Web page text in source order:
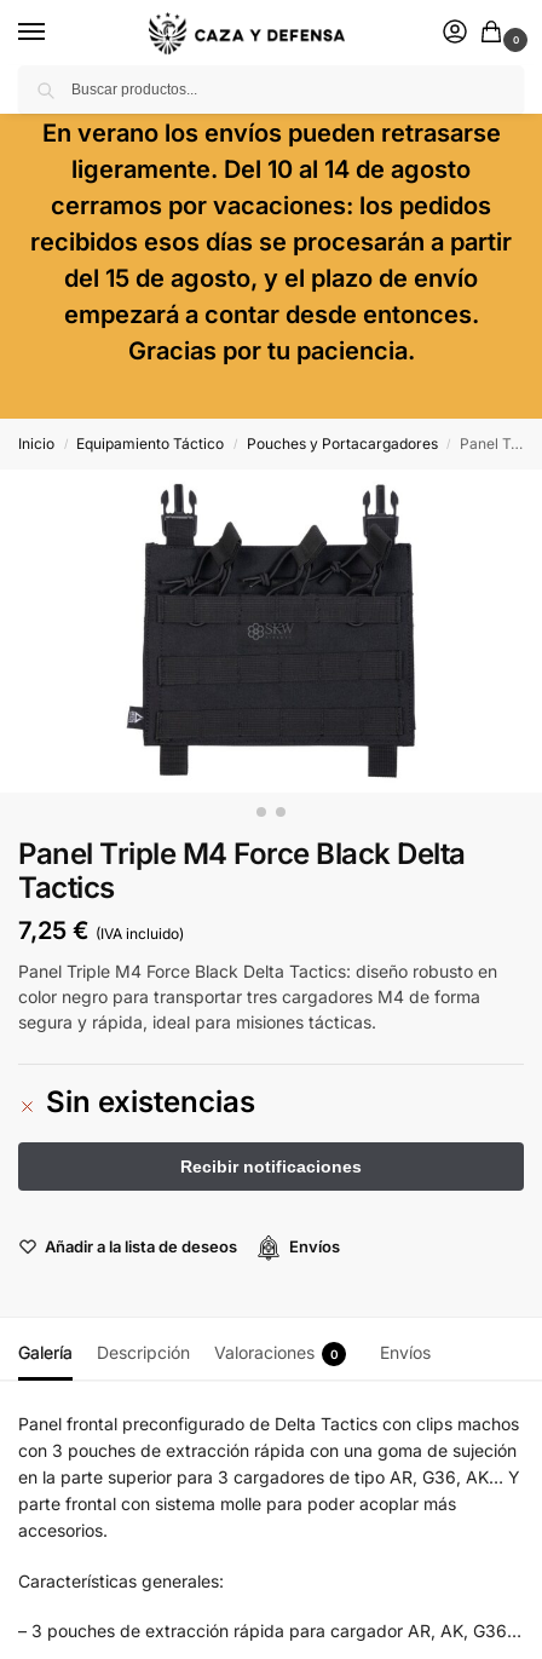
0
En verano los envíos pueden retrasarse
ligeramente. Del 10 al 14 de agosto
cerramos por vacaciones: los pedidos
recibidos esos días se procesarán a partir
del 15 de agosto, y el plazo de envío
empezará a contar desde entonces.
Gracias por tu paciencia.
Inicio / Equipamiento Táctico / Pouches y Portacargadores / Panel Triple M4 Force Black Delta Tactics
Panel Triple M4 Force Black Delta
Tactics
7,25 € (IVA incluido)
Panel Triple M4 Force Black Delta Tactics: diseño robusto en
color negro para transportar tres cargadores M4 de forma
segura y rápida, ideal para misiones tácticas.
Sin existencias
Añadir a la lista de deseos Envíos
Galería Descripción Valoraciones 0 Envíos
Panel frontal preconfigurado de Delta Tactics con clips machos
con 3 pouches de extracción rápida con una goma de sujeción
en la parte superior para 3 cargadores de tipo AR, G36, AK… Y
parte frontal con sistema molle para poder acoplar más
accesorios.
Características generales:
– 3 pouches de extracción rápida para cargador AR, AK, G36…